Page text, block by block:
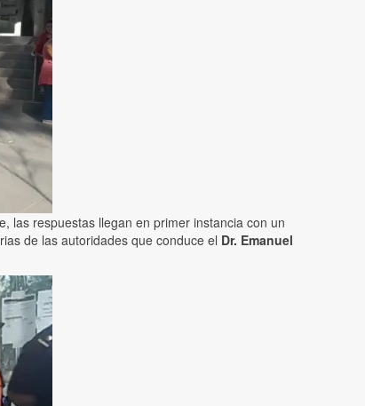
las respuestas llegan en primer instancia con un
de las autoridades que conduce el Dr. Emanuel